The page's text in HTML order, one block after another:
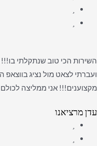
השירות הכי טוב שנתקלתי
ועברתי לצאט מול נציג
מקצוענים!!! אני ממליצה
עדן מרציאנו